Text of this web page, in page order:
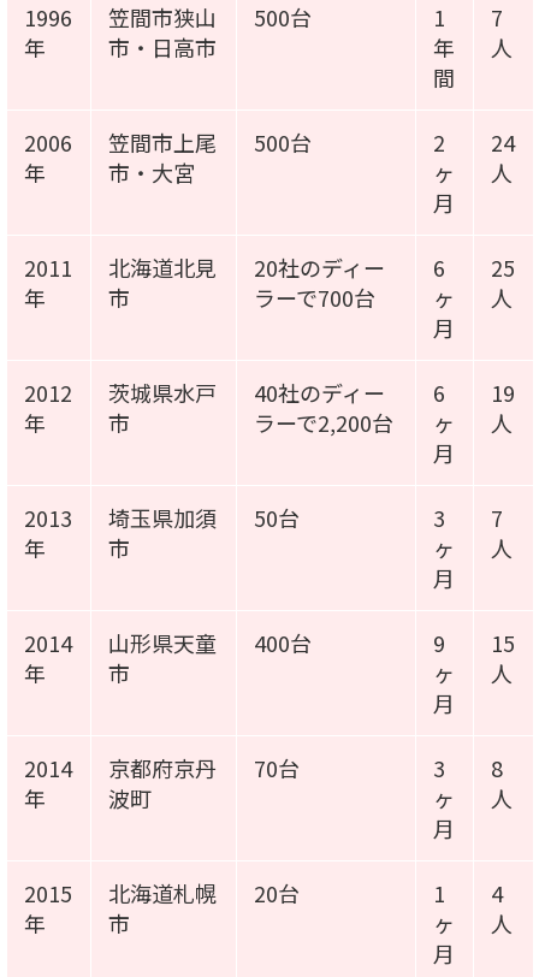
1996
年
笠間市狭山
市・日高市
500台
1
年
間
7
人
2006
年
笠間市上尾
市・大宮
500台
2
ヶ
月
24
人
2011
年
北海道北見
市
20社のディー
ラーで700台
6
ヶ
月
25
人
2012
年
茨城県水戸
市
40社のディー
ラーで2,200台
6
ヶ
月
19
人
2013
年
埼玉県加須
市
50台
3
ヶ
月
7
人
2014
年
山形県天童
市
400台
9
ヶ
月
15
人
2014
年
京都府京丹
波町
70台
3
ヶ
月
8
人
2015
年
北海道札幌
市
20台
1
ヶ
月
4
人